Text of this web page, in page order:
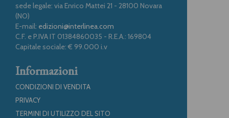
sede legale: via Enrico Mattei 21 - 28100 Novara
(NO)
E-mail: edizioni@interlinea.com
C.F. e P.IVA IT 01384860035 - R.E.A.: 169804
Capitale sociale: € 99.000 i.v
Informazioni
CONDIZIONI DI VENDITA
PRIVACY
TERMINI DI UTILIZZO DEL SITO